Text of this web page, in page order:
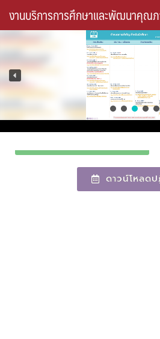
งานบริการการศึกษาและพัฒนาคุณ